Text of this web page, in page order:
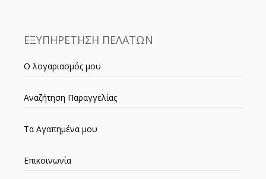
ΕΞΥΠΗΡΕΤΗΣΗ ΠΕΛΑΤΩΝ
Ο λογαριασμός μου
Αναζήτηση Παραγγελίας
Τα Αγαπημένα μου
Επικοινωνία